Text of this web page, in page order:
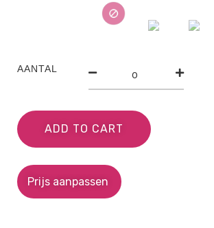
AANTAL
ADD TO CART
Prijs aanpassen